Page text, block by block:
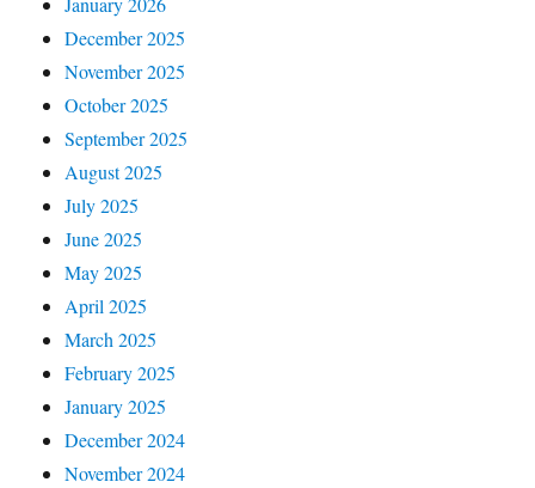
December 2025
November 2025
October 2025
September 2025
August 2025
July 2025
June 2025
May 2025
April 2025
March 2025
February 2025
January 2025
December 2024
November 2024